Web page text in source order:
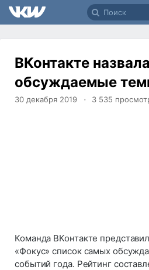
ВКонтакте
обсуждаемые
30 декабря 2019 3 535
Команда ВКонтакте
«Фокус» список самых
событий года. Рейтинг